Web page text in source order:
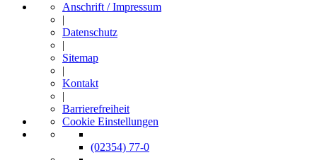
Anschrift / Impressum
|
Datenschutz
|
Sitemap
|
Kontakt
|
Barrierefreiheit
Cookie Einstellungen
(02354) 77-0